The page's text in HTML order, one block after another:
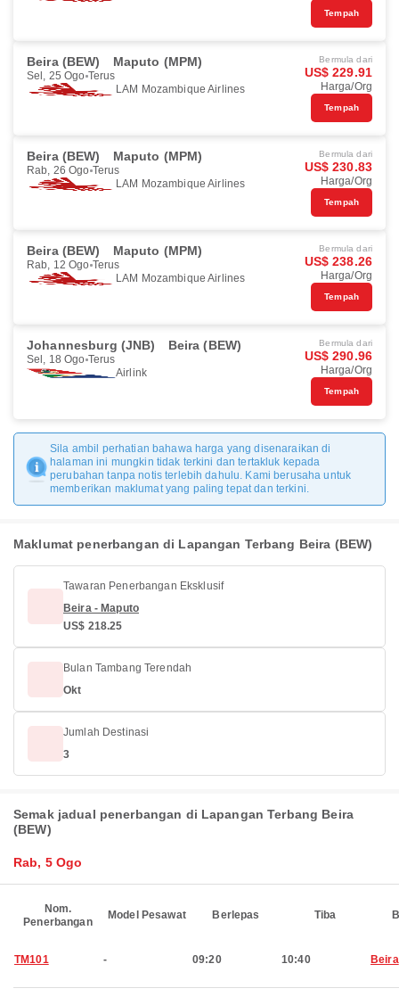
Tempah
Beira (BEW) Maputo (MPM)
Sel, 25 Ogo Terus
LAM Mozambique Airlines
Bermula dari
US$ 229.91
Harga/Org
Tempah
Beira (BEW) Maputo (MPM)
Rab, 26 Ogo Terus
LAM Mozambique Airlines
Bermula dari
US$ 230.83
Harga/Org
Tempah
Beira (BEW) Maputo (MPM)
Rab, 12 Ogo Terus
LAM Mozambique Airlines
Bermula dari
US$ 238.26
Harga/Org
Tempah
Johannesburg (JNB) Beira (BEW)
Sel, 18 Ogo Terus
Airlink
Bermula dari
US$ 290.96
Harga/Org
Tempah
Sila ambil perhatian bahawa harga yang disenaraikan di
halaman ini mungkin tidak terkini dan tertakluk kepada
perubahan tanpa notis terlebih dahulu. Kami berusaha untuk
memberikan maklumat yang paling tepat dan terkini.
Maklumat penerbangan di Lapangan Terbang Beira (BEW)
Tawaran Penerbangan Eksklusif
Beira - Maputo
US$ 218.25
Bulan Tambang Terendah
Okt
Jumlah Destinasi
3
Semak jadual penerbangan di Lapangan Terbang Beira
(BEW)
Rab, 5 Ogo
Nom.
Penerbangan
Model Pesawat Berlepas Tiba
TM101 - 09:20 10:40 Beira